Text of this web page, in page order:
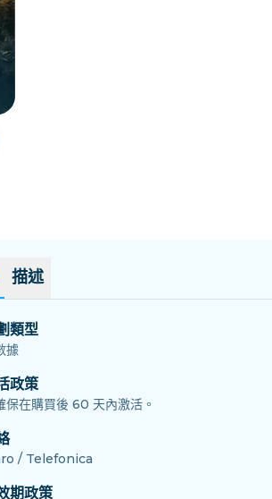
描述
類型
據
政策
保在購買後 60 天內激活。
/ Telefonica
期政策